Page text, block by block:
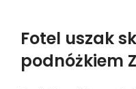
Fotel uszak
podnóżkiem